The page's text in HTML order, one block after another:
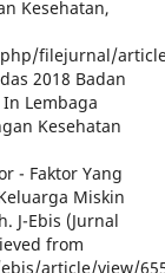
Kesehatan,
filejurnal/
2018 Badan
Lembaga
Kesehatan
- Faktor Yang
Miskin
J-Ebis (Jurnal
from
article/view/